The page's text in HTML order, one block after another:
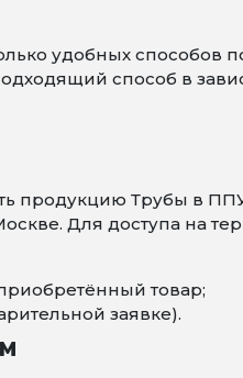
удобных способов
способ в
продукцию Трубы в
Для доступа на
товар;
заявке).